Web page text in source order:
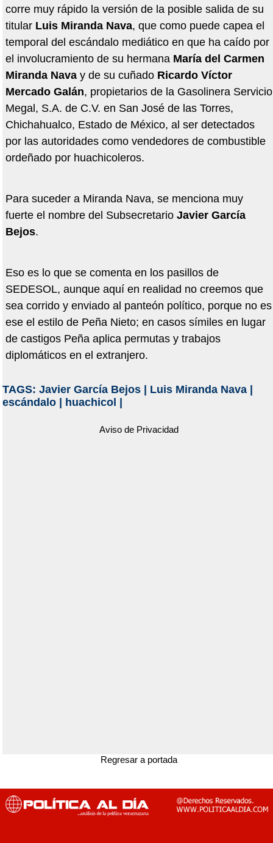
corre muy rápido la versión de la posible salida de su
titular Luis Miranda Nava, que como puede capea el
temporal del escándalo mediático en que ha caído por
el involucramiento de su hermana María del Carmen
Miranda Navay de su cuñado Ricardo Víctor
Mercado Galán, propietarios de la Gasolinera Servicio
Megal, S.A. de C.V. en San José de las Torres,
Chichahualco, Estado de México, al ser detectados
por las autoridades como vendedores de combustible
ordeñado por huachicoleros.
Para suceder a Miranda Nava, se menciona muy
fuerte el nombre del SubsecretarioJavier García
Bejos.
Eso es lo que se comenta en los pasillos de
SEDESOL, aunque aquí en realidad no creemos que
sea corrido y enviado al panteón político, porque no es
ese el estilo de Peña Nieto; en casos símiles en lugar
de castigos Peña aplica permutas y trabajos
diplomáticos en el extranjero.
TAGS: Javier García Bejos| Luis Miranda Nava|
escándalo| huachicol
Aviso de Privacidad
Regresar a portada